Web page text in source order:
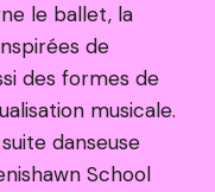
le ballet, la
de
des formes de
musicale.
danseuse
School